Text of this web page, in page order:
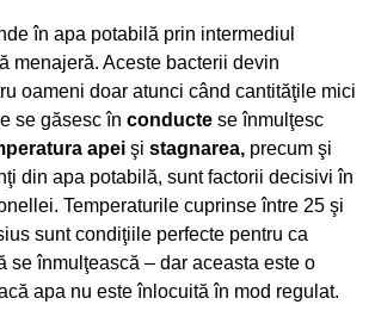
în apa potabilă prin intermediul
menajeră. Aceste bacterii devin
oameni doar atunci când cantităţile mici
se găsesc în conducte se înmulţesc
apei şi stagnarea, precum şi
din apa potabilă, sunt factorii decisivi în
Temperaturile cuprinse între 25 şi
sunt condiţiile perfecte pentru ca
se înmulţească – dar aceasta este o
apa nu este înlocuită în mod regulat.